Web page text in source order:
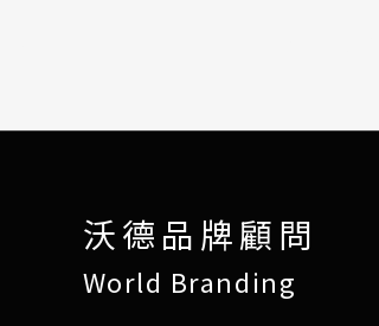
沃德品牌顧問
World Branding